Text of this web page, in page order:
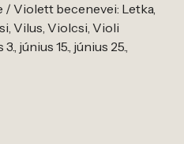
/ Violett becenevei: Letka,
Vilus, Violcsi, Violi
június 15., június 25.,